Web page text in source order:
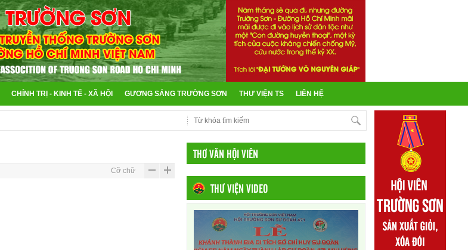
CHÍNH TRỊ - KINH TẾ - XÃ HỘI GƯƠNG SÁNG TRƯỜNG SƠN THƯ VIỆN TS LIÊN HỆ
Cỡ chữ
THƠ VĂN HỘI VIÊN
THƯ VIỆN VIDEO